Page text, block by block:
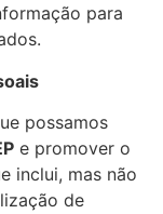
para
possamos
e promover o
inclui, mas não
de